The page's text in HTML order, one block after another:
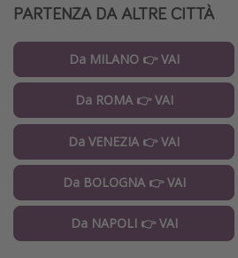
PARTENZA DA ALTRE CITTÀ
Da MILANO 👉 VAI
Da ROMA 👉 VAI
Da VENEZIA 👉 VAI
Da BOLOGNA 👉 VAI
Da NAPOLI 👉 VAI